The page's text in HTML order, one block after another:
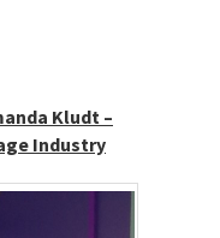
Kludt –
Industry